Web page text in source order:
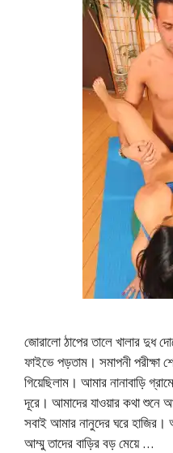
জোরালো ঠাপের তালে খালার
ফাইভে পড়তাম। সমাপনী পরীক্ষা
গিয়েছিলাম। আমার নানাবাড়ি
দূরে। আমাদের যাওয়ার কথা শুনে
সবাই আমার নানুদের ঘরে
আম্মু তাদের বাড়ির বড় মেয়ে …